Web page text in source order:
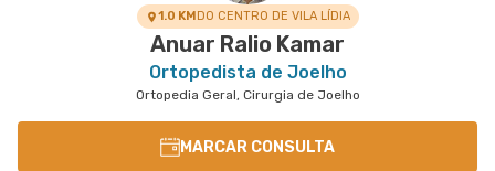
1.0 KMDO CENTRO DE VILA LÍDIA
Anuar Ralio Kamar
Ortopedista de Joelho
Ortopedia Geral, Cirurgia de Joelho
MARCAR CONSULTA